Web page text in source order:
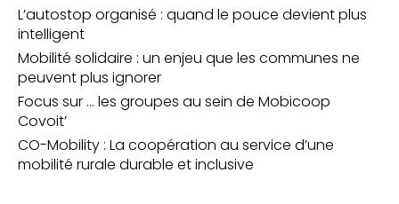
L’autostop organisé : quand le pouce devient plus
intelligent
Mobilité solidaire : un enjeu que les communes ne
peuvent plus ignorer
Focus sur … les groupes au sein de Mobicoop
Covoit’
CO-Mobility : La coopération au service d’une
mobilité rurale durable et inclusive